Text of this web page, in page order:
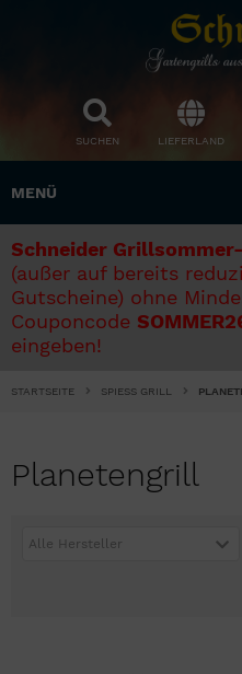
SUCHEN LIEFERLAND
MENÜ
Schneider
(außer auf bereits
Gutscheine) ohne
Couponcode
eingeben!
STARTSEITE SPIESS GRILL
Planetengrill
Alle Hersteller